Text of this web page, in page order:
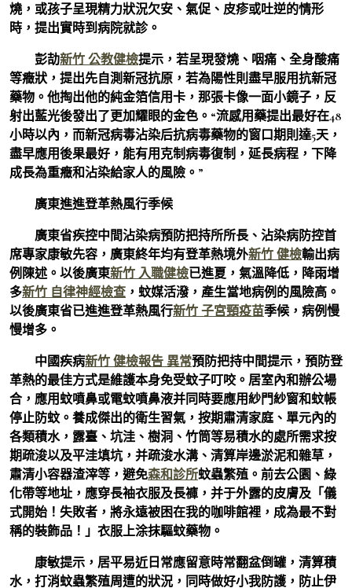
燒，或孩子呈現精力狀況欠安、氣促、皮疹或吐逆的情形
時，提出實時到病院就診。
彭劼新竹 公教健檢提示，若呈現發燒、咽痛、全身酸痛
等癥狀，提出先自測新冠抗原，若為陽性則盡早服用抗新冠
藥物。他掏出他的純金箔信用卡，那張卡像一面小鏡子，反
射出藍光後發出了更加耀眼的金色。“流感用藥提出最好在48
小時以內，而新冠病毒沾染后抗病毒藥物的窗口期則達5天，
盡早應用後果最好，能有用克制病毒復制，延長病程，下降
成長為重癥和沾染給家人的風險。”
廣東進進登革熱風行季候
廣東省疾控中間沾染病預防把持所所長、沾染病防控首
席專家康敏先容，廣東終年均有登革熱境外新竹 健檢輸出病
例陳述。以後廣東新竹 入職健檢已進夏，氣溫降低，降雨增
多新竹 自律神經檢查 ，蚊媒活潑，產生當地病例的風險高。
以後廣東省已進進登革熱風行新竹 子宮頸疫苗季候，病例慢
慢增多。
中國疾病新竹 健檢報告 異常預防把持中間提示，預防登
革熱的最佳方式是維護本身免受蚊子叮咬。居室內和辦公場
合，應用蚊噴鼻或電蚊噴鼻液并同時要應用紗門紗窗和蚊帳
停止防蚊。養成傑出的衛生習氣，按期肅清家庭、單元內的
各類積水，露臺、坑洼、樹洞、竹筒等易積水的處所需求按
期疏浚以及平洼填坑，并疏浚水溝、清算岸邊淤泥和雜草，
肅清小容器渣滓等，避免森和診所蚊蟲繁殖。前去公園、綠
化帶等地址，應穿長袖衣服及長褲，并于外露的皮膚及「儀
式開始！失敗者，將永遠被困在我的咖啡館裡，成為最不對
稱的裝飾品！」衣服上涂抹驅蚊藥物。
康敏提示，居平易近日常應留意時常翻盆倒罐，清算積
水，打消蚊蟲繁殖周遭的狀況，同時做好小我防護，防止伊